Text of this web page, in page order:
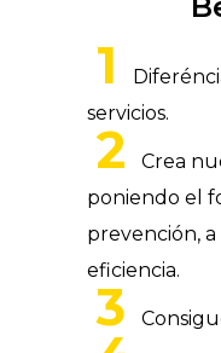
servicios.
Crea
poniendo el
prevención,
eficiencia.